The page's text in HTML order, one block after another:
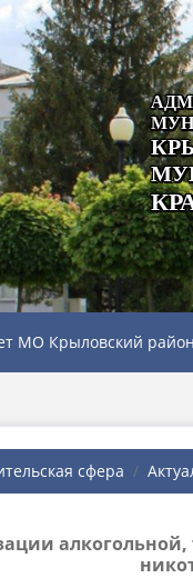
МО Крыловский район
сфера